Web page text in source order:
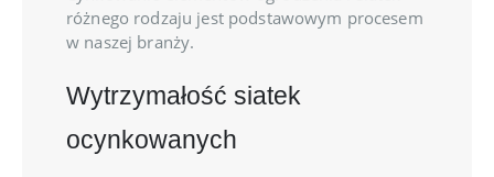
różnego rodzaju jest podstawowym procesem
w naszej branży.
Wytrzymałość siatek
ocynkowanych